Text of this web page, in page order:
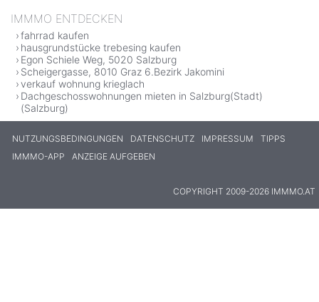
IMMMO ENTDECKEN
fahrrad kaufen
hausgrundstücke trebesing kaufen
Egon Schiele Weg, 5020 Salzburg
Scheigergasse, 8010 Graz 6.Bezirk Jakomini
verkauf wohnung krieglach
Dachgeschosswohnungen mieten in Salzburg(Stadt)
(Salzburg)
NUTZUNGSBEDINGUNGEN DATENSCHUTZ IMPRESSUM
TIPPS
IMMMO-APP
ANZEIGE AUFGEBEN
COPYRIGHT 2009-2026 IMMMO.AT